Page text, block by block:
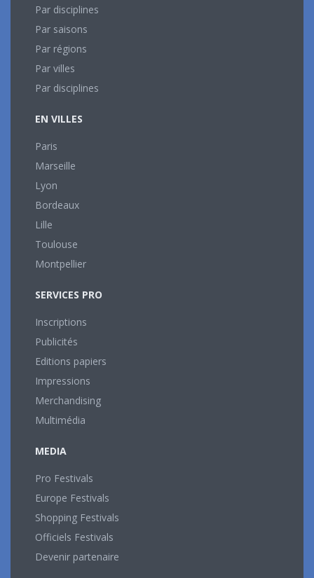
Par disciplines
Par saisons
Par régions
Par villes
Par disciplines
EN VILLES
Paris
Marseille
Lyon
Bordeaux
Lille
Toulouse
Montpellier
SERVICES PRO
Inscriptions
Publicités
Editions papiers
Impressions
Merchandising
Multimédia
MEDIA
Pro Festivals
Europe Festivals
Shopping Festivals
Officiels Festivals
Devenir partenaire